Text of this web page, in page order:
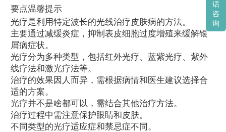
要点温馨提示
光疗是利用特定波长的光线治疗皮肤病的方法。
主要通过减缓炎症，抑制表皮细胞过度增殖来缓解银
屑病症状。
光疗分为多种类型，包括红外光疗、蓝紫光疗、紫外
线疗法和激光疗法等。
治疗的效果因人而异，需根据病情和医生建议选择合
适的方案。
光疗并不是啥都可以，需结合其他治疗方法。
治疗过程中需注意保护眼睛和皮肤。
不同类型的光疗适应症和禁忌症不同。
话
咨
询